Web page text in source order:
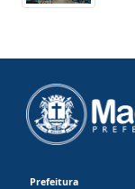
Prefeitura